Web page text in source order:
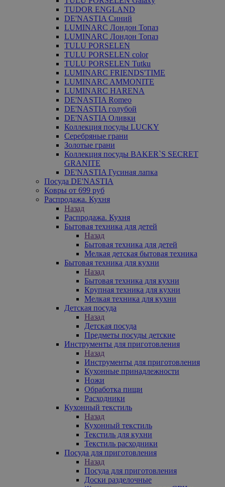
TUDOR ENGLAND
DE'NASTIA Синий
LUMINARC Лондон Топаз
LUMINARC Лондон Топаз
TULU PORSELEN
TULU PORSELEN color
TULU PORSELEN Tutku
LUMINARC FRIENDS'TIME
LUMINARC AMMONITE
LUMINARC HARENA
DE'NASTIA Romeo
DE'NASTIA голубой
DE'NASTIA Оливки
Коллекция посуды LUCKY
Серебряные грани
Золотые грани
Коллекция посуды BAKER`S SECRET
GRANITE
DE'NASTIA Гусиная лапка
Посуда DE'NASTIA
Ковры от 699 руб
Распродажа. Кухня
Назад
Распродажа. Кухня
Бытовая техника для детей
Назад
Бытовая техника для детей
Мелкая детская бытовая техника
Бытовая техника для кухни
Назад
Бытовая техника для кухни
Крупная техника для кухни
Мелкая техника для кухни
Детская посуда
Назад
Детская посуда
Предметы посуды детские
Инструменты для приготовления
Назад
Инструменты для приготовления
Кухонные принадлежности
Ножи
Обработка пищи
Расходники
Кухонный текстиль
Назад
Кухонный текстиль
Текстиль для кухни
Текстиль расходники
Посуда для приготовления
Назад
Посуда для приготовления
Доски разделочные